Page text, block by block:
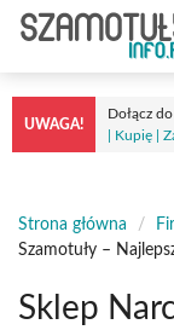
Przejdź
treści
UWAGA!
Dołącz
| Kupię |
Strona główna /
Szamotuły –
Sklep